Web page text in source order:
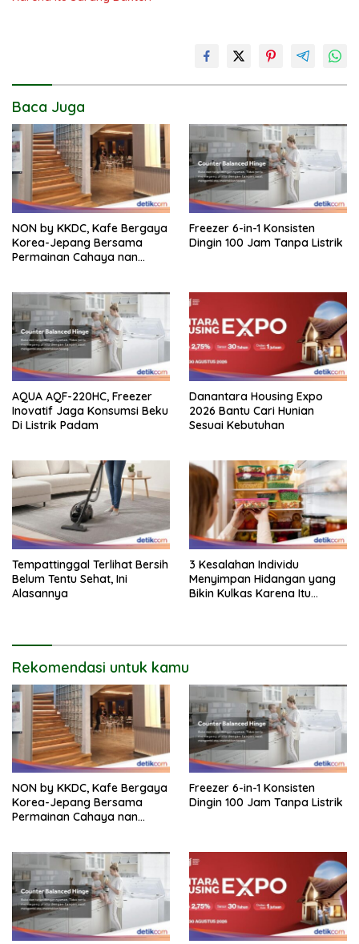
Baca Juga
NON by KKDC, Kafe Bergaya
Korea-Jepang Bersama
Permainan Cahaya nan
Freezer 6-in-1 Konsisten
Dingin 100 Jam Tanpa Listrik
AQUA AQF-220HC, Freezer
Inovatif Jaga Konsumsi Beku
Di Listrik Padam
Danantara Housing Expo
2026 Bantu Cari Hunian
Sesuai Kebutuhan
Tempattinggal Terlihat Bersih
Belum Tentu Sehat, Ini
Alasannya
3 Kesalahan Individu
Menyimpan Hidangan yang
Bikin Kulkas Karena Itu
Rekomendasi untuk kamu
NON by KKDC, Kafe Bergaya
Korea-Jepang Bersama
Permainan Cahaya nan
Freezer 6-in-1 Konsisten
Dingin 100 Jam Tanpa Listrik